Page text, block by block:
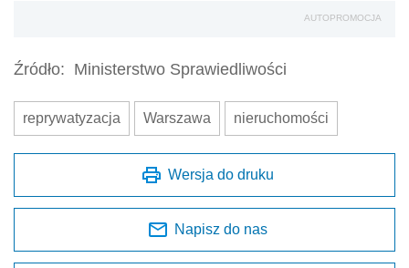
AUTOPROMOCJA
Źródło: Ministerstwo Sprawiedliwości
reprywatyzacja Warszawa nieruchomości
Wersja do druku
Napisz do nas